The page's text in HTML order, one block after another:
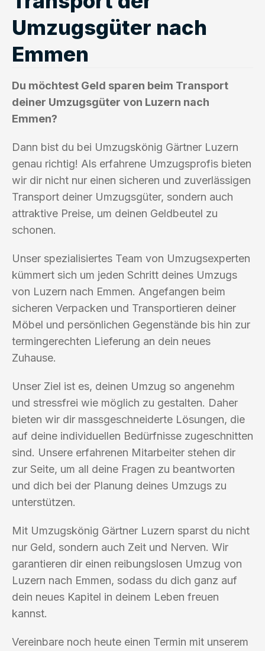
Umzugsgüter nach
Emmen
Du möchtest Geld sparen beim Transport
deiner Umzugsgüter von Luzern nach
Emmen?
Dann bist du bei Umzugskönig Gärtner Luzern
genau richtig! Als erfahrene Umzugsprofis bieten
wir dir nicht nur einen sicheren und zuverlässigen
Transport deiner Umzugsgüter, sondern auch
attraktive Preise, um deinen Geldbeutel zu
schonen.
Unser spezialisiertes Team von Umzugsexperten
kümmert sich um jeden Schritt deines Umzugs
von Luzern nach Emmen. Angefangen beim
sicheren Verpacken und Transportieren deiner
Möbel und persönlichen Gegenstände bis hin zur
termingerechten Lieferung an dein neues
Zuhause.
Unser Ziel ist es, deinen Umzug so angenehm
und stressfrei wie möglich zu gestalten. Daher
bieten wir dir massgeschneiderte Lösungen, die
auf deine individuellen Bedürfnisse zugeschnitten
sind. Unsere erfahrenen Mitarbeiter stehen dir
zur Seite, um all deine Fragen zu beantworten
und dich bei der Planung deines Umzugs zu
unterstützen.
Mit Umzugskönig Gärtner Luzern sparst du nicht
nur Geld, sondern auch Zeit und Nerven. Wir
garantieren dir einen reibungslosen Umzug von
Luzern nach Emmen, sodass du dich ganz auf
dein neues Kapitel in deinem Leben freuen
kannst.
Vereinbare noch heute einen Termin mit unserem